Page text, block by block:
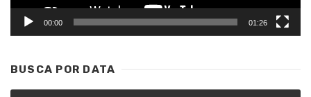
00:00 01:26
BUSCA POR DATA